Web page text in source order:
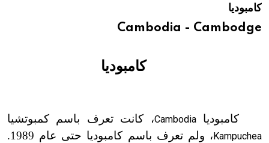
كامبوديا
Cambodia - Cambodge
كامبوديا
كامبودياCambodia، كانت تعرف باسم كمبوتشيا
Kampuchea
، ولم تعرف باسم كامبوديا حتى عام 1989.